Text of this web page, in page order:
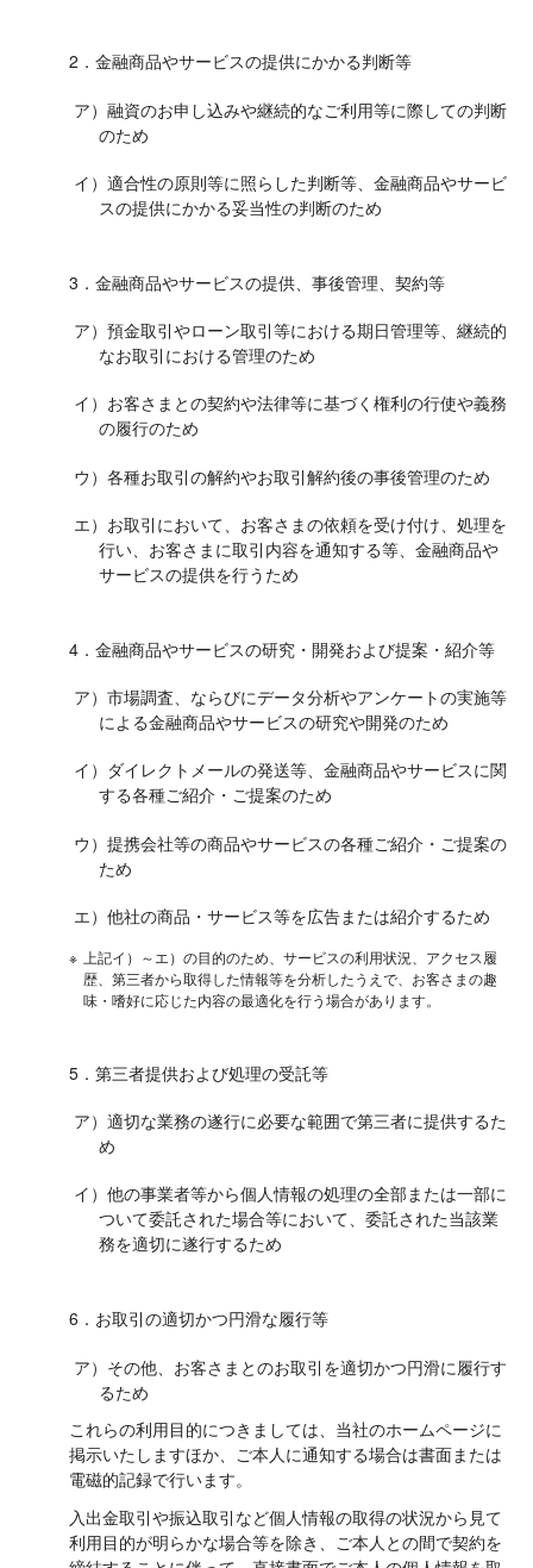
2．金融商品やサービスの提供にかかる判断等
ア）融資のお申し込みや継続的なご利用等に際しての判断
のため
イ）適合性の原則等に照らした判断等、金融商品やサービ
スの提供にかかる妥当性の判断のため
3．金融商品やサービスの提供、事後管理、契約等
ア）預金取引やローン取引等における期日管理等、継続的
なお取引における管理のため
イ）お客さまとの契約や法律等に基づく権利の行使や義務
の履行のため
ウ）各種お取引の解約やお取引解約後の事後管理のため
エ）お取引において、お客さまの依頼を受け付け、処理を
行い、お客さまに取引内容を通知する等、金融商品や
サービスの提供を行うため
4．金融商品やサービスの研究・開発および提案・紹介等
ア）市場調査、ならびにデータ分析やアンケートの実施等
による金融商品やサービスの研究や開発のため
イ）ダイレクトメールの発送等、金融商品やサービスに関
する各種ご紹介・ご提案のため
ウ）提携会社等の商品やサービスの各種ご紹介・ご提案の
ため
エ）他社の商品・サービス等を広告または紹介するため
※ 上記イ）～エ）の目的のため、サービスの利用状況、アクセス履
歴、第三者から取得した情報等を分析したうえで、お客さまの趣
味・嗜好に応じた内容の最適化を行う場合があります。
5．第三者提供および処理の受託等
ア）適切な業務の遂行に必要な範囲で第三者に提供するた
め
イ）他の事業者等から個人情報の処理の全部または一部に
ついて委託された場合等において、委託された当該業
務を適切に遂行するため
6．お取引の適切かつ円滑な履行等
ア）その他、お客さまとのお取引を適切かつ円滑に履行す
るため
これらの利用目的につきましては、当社のホームページに
掲示いたしますほか、ご本人に通知する場合は書面または
電磁的記録で行います。
入出金取引や振込取引など個人情報の取得の状況から見て
利用目的が明らかな場合等を除き、ご本人との間で契約を